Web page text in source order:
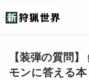
【装弾の質問
モンに答える